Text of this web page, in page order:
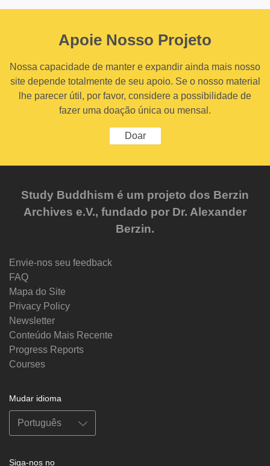
Apoie Nosso Projeto
Nossa capacidade de manter e expandir ainda mais nosso
site depende totalmente de seu apoio. Se o nosso material
lhe parecer útil, por favor, considere a possibilidade de
fazer uma doação única ou mensal.
Doar
Study Buddhism é um projeto dos Berzin
Archives e.V., fundado por Dr. Alexander
Berzin.
Envie-nos seu feedback
FAQ
Mapa do Site
Privacy Policy
Newsletter
Conteúdo Mais Recente
Progress Reports
Courses
Mudar idioma
Siga-nos no